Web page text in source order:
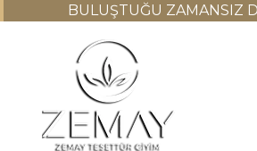
BULUŞTUĞU ZAMANSIZ